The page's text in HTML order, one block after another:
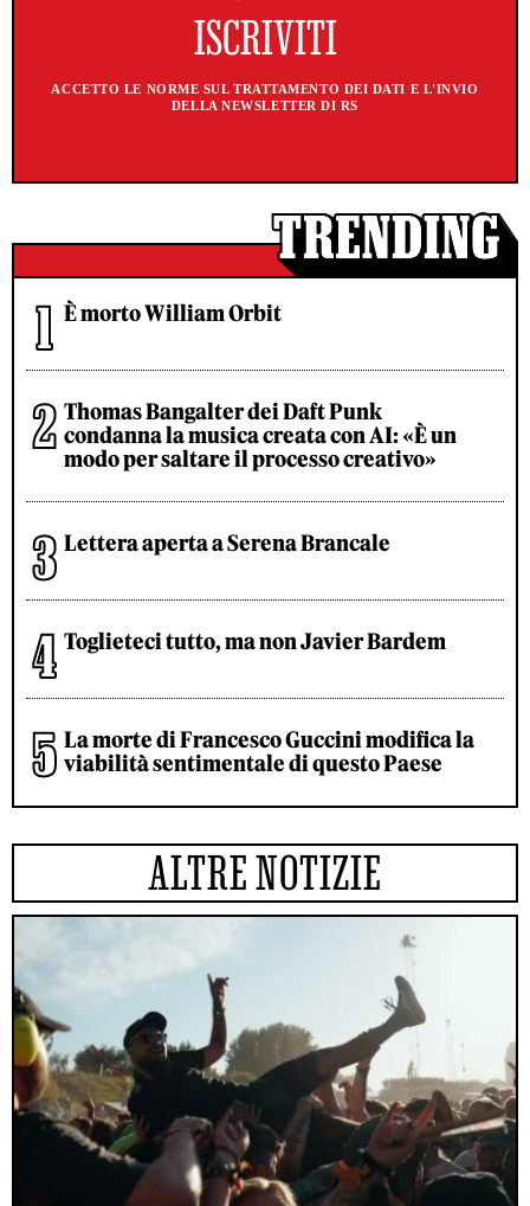
ACCETTO LE NORME SUL TRATTAMENTO DEI DATI E L'INVIO
DELLA NEWSLETTER DI RS
È morto William Orbit
Thomas Bangalter dei Daft Punk
condanna la musica creata con AI: «È un
modo per saltare il processo creativo»
Lettera aperta a Serena Brancale
Toglieteci tutto, ma non Javier Bardem
La morte di Francesco Guccini modifica la
viabilità sentimentale di questo Paese
ALTRE NOTIZIE